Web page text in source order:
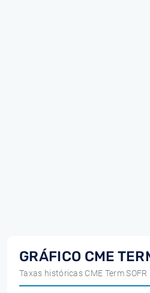
GRÁFICO CME
Taxas históricas CME Term SOFR